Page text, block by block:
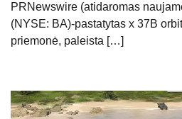
PRNewswire (atidaromas
(NYSE: BA)-pastatytas x 37B
priemonė, paleista […]